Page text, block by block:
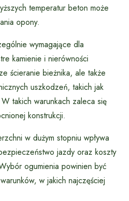
temperatur beton może
opony.
wymagające dla
kamienie i nierówności
ścieranie bieżnika, ale także
uszkodzeń, takich jak
takich warunkach zaleca się
konstrukcji.
w dużym stopniu wpływa
jazdy oraz koszty
ogumienia powinien być
w jakich najczęściej